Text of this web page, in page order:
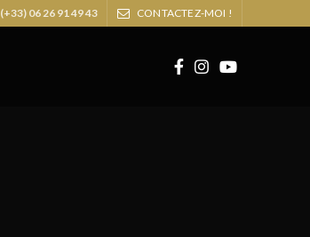
(+33) 06 26 91 49 43 CONTACTEZ-MOI !